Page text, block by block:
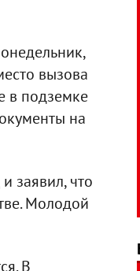
вызова
в подземке
на
заявил, что
Молодой
В